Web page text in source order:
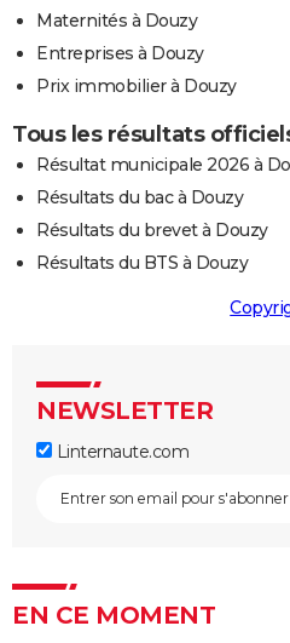
Maternités à Douzy
Entreprises à Douzy
Prix immobilier à Douzy
Tous les résultats
Résultat municipale 2026 à
Résultats du bac à Douzy
Résultats du brevet à Douzy
Résultats du BTS à Douzy
NEWSLETTER
Linternaute.com
EN CE MOMENT